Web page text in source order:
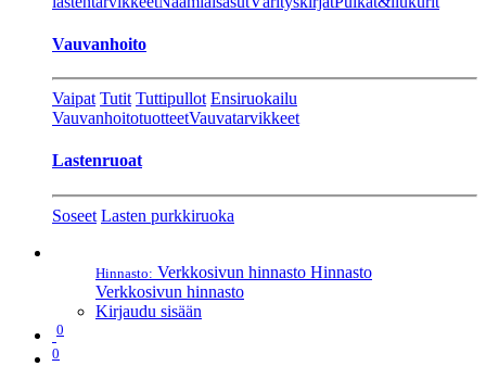
Vauvanhoito
Vaipat Tutit Tuttipullot Ensiruokailu
VauvanhoitotuotteetVauvatarvikkeet
Lastenruoat
Soseet Lasten purkkiruoka
Hinnasto: Verkkosivun hinnasto Hinnasto
Verkkosivun hinnasto
Kirjaudu sisään
0
0